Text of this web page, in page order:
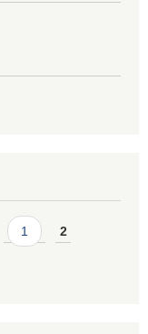
1 2